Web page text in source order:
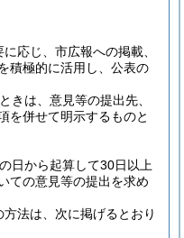
応じ、市広報への掲載、
積極的に活用し、公表の
きは、意見等の提出先、
を併せて明示するものと
日から起算して30日以上
ての意見等の提出を求め
法は、次に掲げるとおり